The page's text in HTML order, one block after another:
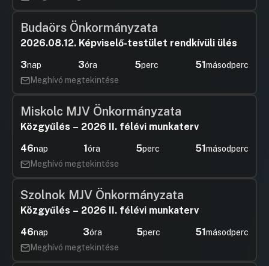
Budaörs Önkormányzata
2026.08.12. Képviselő-testület rendkívüli ülés
3nap 3óra 5perc 50másodperc
Meghívó megtekintése
Miskolc MJV Önkormányzata
Közgyűlés – 2026 II. félévi munkaterv
46nap 1óra 5perc 50másodperc
Meghívó megtekintése
Szolnok MJV Önkormányzata
Közgyűlés – 2026 II. félévi munkaterv
46nap 3óra 5perc 50másodperc
Meghívó megtekintése